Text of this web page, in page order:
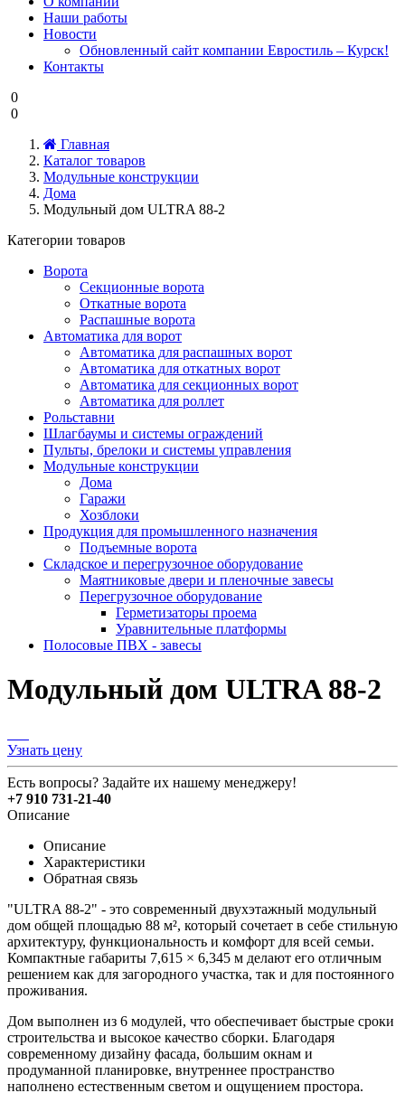
Наши работы
Новости
Обновленный сайт компании Евростиль – Курск!
Контакты
0
0
Главная
Каталог товаров
Модульные конструкции
Дома
Модульный дом ULTRA 88-2
Категории товаров
Ворота
Секционные ворота
Откатные ворота
Распашные ворота
Автоматика для ворот
Автоматика для распашных ворот
Автоматика для откатных ворот
Автоматика для секционных ворот
Автоматика для роллет
Рольставни
Шлагбаумы и системы ограждений
Пульты, брелоки и системы управления
Модульные конструкции
Дома
Гаражи
Хозблоки
Продукция для промышленного назначения
Подъемные ворота
Складское и перегрузочное оборудование
Маятниковые двери и пленочные завесы
Перегрузочное оборудование
Герметизаторы проема
Уравнительные платформы
Полосовые ПВХ - завесы
Модульный дом ULTRA 88-2
Узнать цену
Есть вопросы? Задайте их нашему менеджеру!
+7 910 731-21-40
Описание
Описание
Характеристики
Обратная связь
"ULTRA 88-2" - это современный двухэтажный модульный
дом общей площадью 88 м², который сочетает в себе стильную
архитектуру, функциональность и комфорт для всей семьи.
Компактные габариты 7,615 × 6,345 м делают его отличным
решением как для загородного участка, так и для постоянного
проживания.
Дом выполнен из 6 модулей, что обеспечивает быстрые сроки
строительства и высокое качество сборки. Благодаря
современному дизайну фасада, большим окнам и
продуманной планировке, внутреннее пространство
наполнено естественным светом и ощущением простора.